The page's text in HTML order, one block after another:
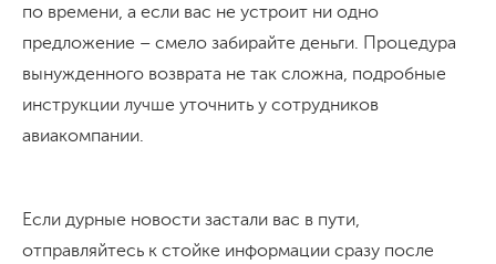
по времени, а если вас не устроит ни одно
предложение – смело забирайте деньги. Процедура
вынужденного возврата не так сложна, подробные
инструкции лучше уточнить у сотрудников
авиакомпании.
Если дурные новости застали вас в пути,
отправляйтесь к стойке информации сразу после